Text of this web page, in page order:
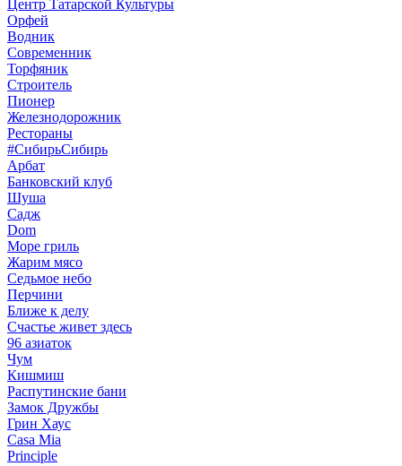
Центр Татарской Культуры
Орфей
Водник
Современник
Торфяник
Строитель
Пионер
Железнодорожник
Рестораны
#СибирьСибирь
Арбат
Банковский клуб
Шуша
Садж
Dom
Море гриль
Жарим мясо
Седьмое небо
Перчини
Ближе к делу
Счастье живет здесь
96 азиаток
Чум
Кишмиш
Распутинские бани
Замок Дружбы
Грин Хаус
Casa Mia
Principle